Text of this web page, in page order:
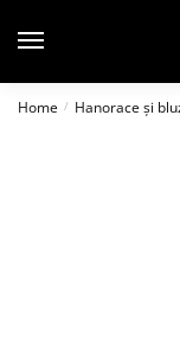
Home / Hanorace și